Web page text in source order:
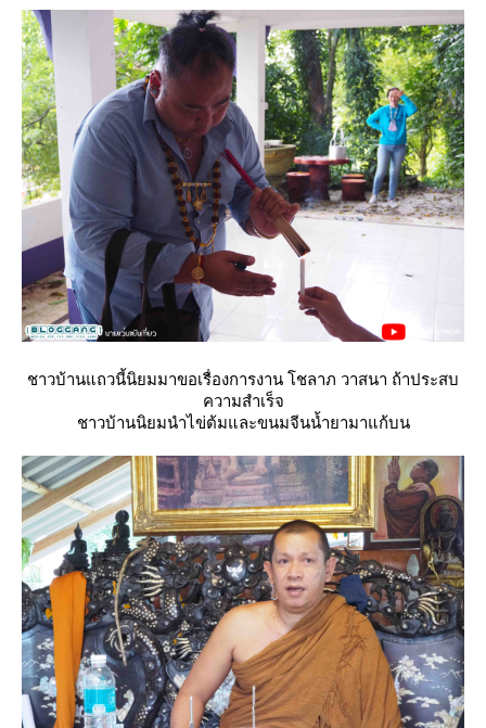
ชาวบ้านแถวนี้นิยมมาขอเรื่องการงาน โชลาภ วาสนา ถ้าประสบ
ความสำเร็จ
ชาวบ้านนิยมนำไข่ต้มและขนมจีนน้ำยามาแก้บน